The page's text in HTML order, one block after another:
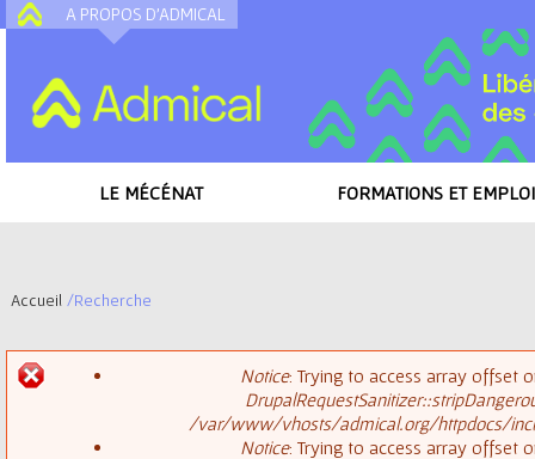
A PROPOS D'ADMICAL
LE MÉCÉNAT FORMATIONS ET
Accueil /Recherche
Notice: Trying to access array offset
/var/www/vhosts/admical.org/httpdocs/
Notice: Trying to access array offset